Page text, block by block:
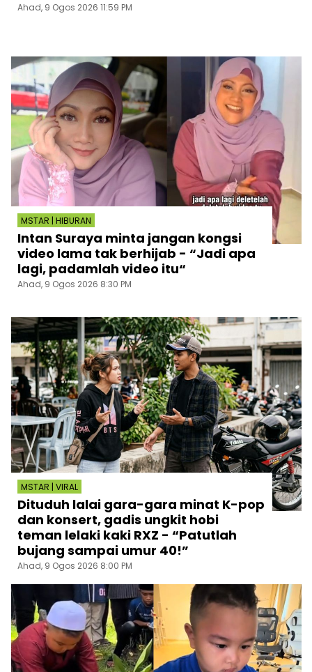
Ahad, 9 Ogos 2026 11:59 PM
MSTAR | HIBURAN
Intan Suraya minta jangan kongsi
video lama tak berhijab - “Jadi apa
lagi, padamlah video itu“
Ahad, 9 Ogos 2026 8:30 PM
MSTAR | VIRAL
Dituduh lalai gara-gara minat K-pop
dan konsert, gadis ungkit hobi
teman lelaki kaki RXZ - “Patutlah
bujang sampai umur 40!”
Ahad, 9 Ogos 2026 8:00 PM